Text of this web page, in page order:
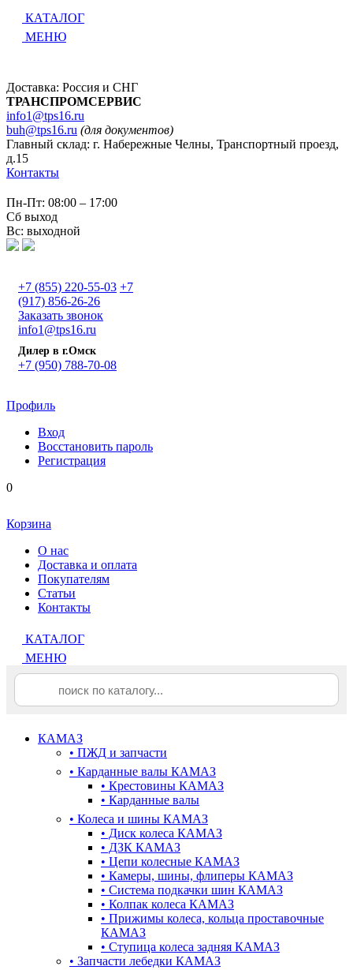
КАТАЛОГ
МЕНЮ
Доставка: Россия и СНГ
ТРАНСПРОМСЕРВИС
info1@tps16.ru
buh@tps16.ru (для документов)
Главный склад: г. Набережные Челны, Транспортный проезд,
д.15
Контакты
Пн-Пт: 08:00 – 17:00
Сб выход
Вс: выходной
+7 (855) 220-55-03 +7
(917) 856-26-26
Заказать звонок
info1@tps16.ru
Дилер в г.Омск
+7 (950) 788-70-08
Профиль
Вход
Восстановить пароль
Регистрация
0
Корзина
О нас
Доставка и оплата
Покупателям
Статьи
Контакты
КАТАЛОГ
МЕНЮ
КАМАЗ
• ПЖД и запчасти
• Карданные валы КАМАЗ
• Крестовины КАМАЗ
• Карданные валы
• Колеса и шины КАМАЗ
• Диск колеса КАМАЗ
• ДЗК КАМАЗ
• Цепи колесные КАМАЗ
• Камеры, шины, флиперы КАМАЗ
• Система подкачки шин КАМАЗ
• Колпак колеса КАМАЗ
• Прижимы колеса, кольца проставочные
КАМАЗ
• Ступица колеса задняя КАМАЗ
• Запчасти лебедки КАМАЗ